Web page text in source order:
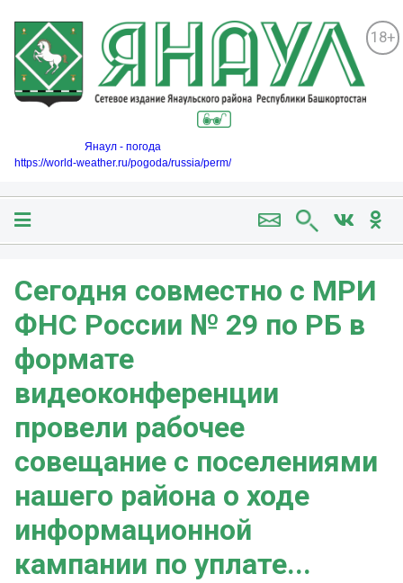
18+
Янаул - погода
https://world-weather.ru/pogoda/russia/perm/
Сегодня совместно с МРИ
ФНС России № 29 по РБ в
формате
видеоконференции
провели рабочее
совещание с поселениями
нашего района о ходе
информационной
кампании по уплате...